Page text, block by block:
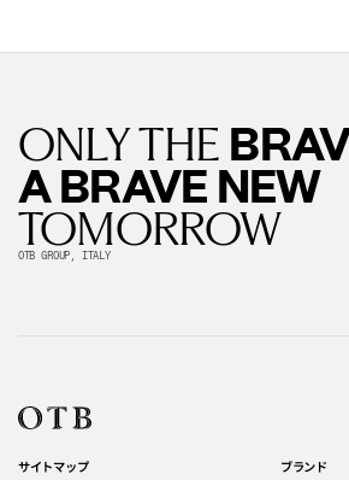
ONLY THE
A BRAVE NEW
TOMORROW
OTB GROUP, ITALY
サイトマップ ブランド